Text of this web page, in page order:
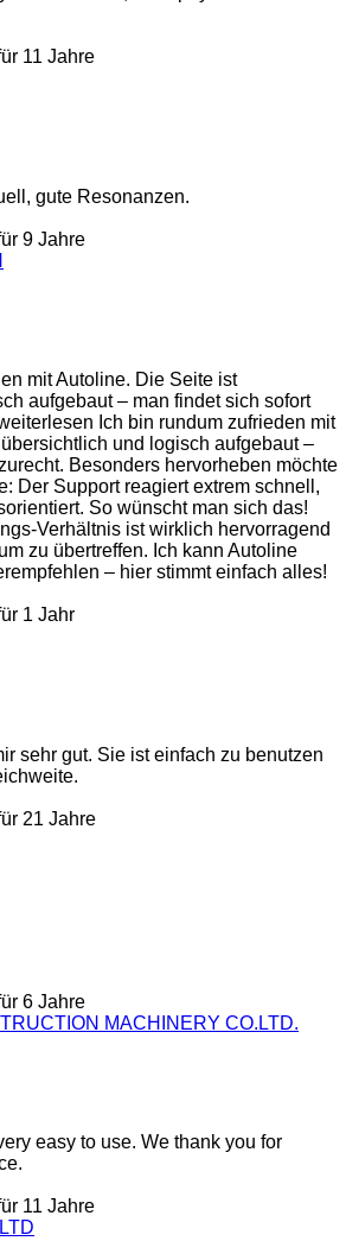
11 Jahre
gute Resonanzen.
9 Jahre
mit Autoline. Die Seite ist
aufgebaut – man findet sich sofort
Ich bin rundum zufrieden mit
und logisch aufgebaut –
Besonders hervorheben möchte
Der Support reagiert extrem schnell,
So wünscht man sich das!
Verhältnis ist wirklich hervorragend
zu übertreffen. Ich kann Autoline
– hier stimmt einfach alles!
1 Jahr
sehr gut. Sie ist einfach zu benutzen
21 Jahre
6 Jahre
MACHINERY CO.LTD.
easy to use. We thank you for
11 Jahre